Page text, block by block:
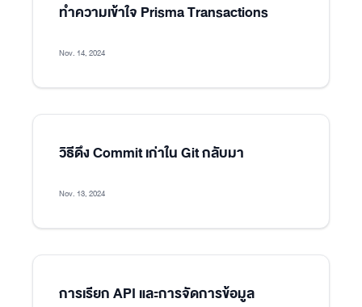
ทำความเข้าใจ Prisma Transactions
Nov. 14, 2024
วิธีดึง Commit เก่าใน Git กลับมา
Nov. 13, 2024
การเรียก API และการจัดการข้อมูล